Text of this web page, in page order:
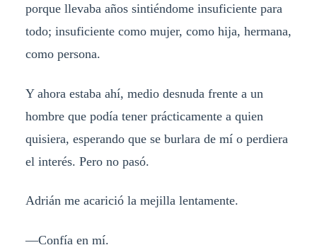
porque llevaba años sintiéndome insuficiente para
todo; insuficiente como mujer, como hija, hermana,
como persona.
Y ahora estaba ahí, medio desnuda frente a un
hombre que podía tener prácticamente a quien
quisiera, esperando que se burlara de mí o perdiera
el interés. Pero no pasó.
Adrián me acarició la mejilla lentamente.
—Confía en mí.